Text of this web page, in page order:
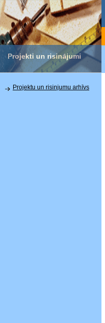
Projekti un risinājumi
Projektu un risinjumu arhīvs